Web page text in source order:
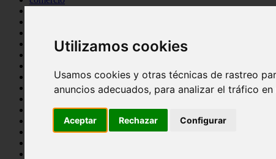
Utilizamos cookies
Usamos cookies y otras técnicas de rastreo
anuncios adecuados, para analizar el tráfico
Aceptar Rechazar Configurar
tenencia responsable
mantenimiento
bienestar
peque os mam feros
verano